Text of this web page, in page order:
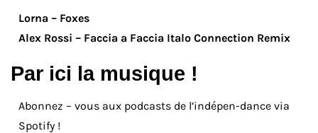
Lorna – Foxes
Alex Rossi – Faccia a Faccia Italo Connection Remix
Par ici la musique !
Abonnez – vous aux podcasts de l’indépen-dance via
Spotify !